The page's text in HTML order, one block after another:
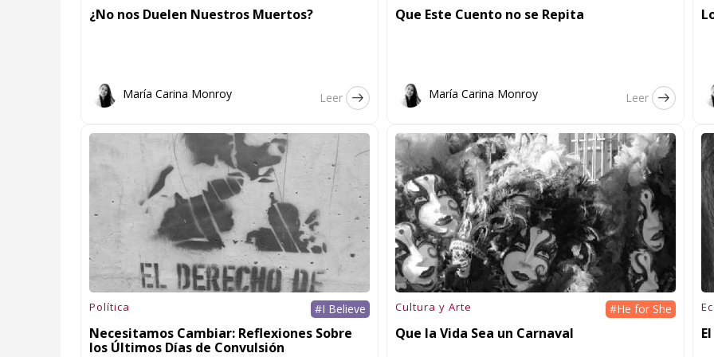
¿No nos Duelen Nuestros Muertos?
María Carina Monroy Leer
Que Este Cuento no se Repita
María Carina Monroy Leer
Política #I Believe
Necesitamos Cambiar: Reflexiones Sobre
los Últimos Días de Convulsión
Cultura y Arte #He for She
Que la Vida Sea un Carnaval